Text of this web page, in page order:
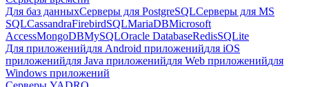
Для баз данныхСерверы для PostgreSQLСерверы для MS
SQLCassandraFirebirdSQLMariaDBMicrosoft
AccessMongoDBMySQLOracle DatabaseRedisSQLite
Для приложенийдля Android приложенийдля iOS
приложенийдля Java приложенийдля Web приложенийдля
Windows приложений